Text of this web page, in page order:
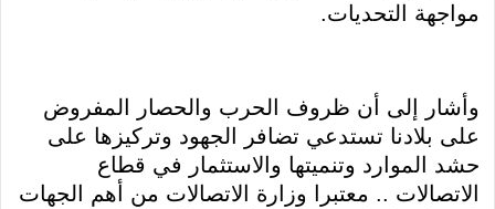
مواجهة التحديات.
وأشار إلى أن ظروف الحرب والحصار المفروض
على بلادنا تستدعي تضافر الجهود وتركيزها على
حشد الموارد وتنميتها والاستثمار في قطاع
الاتصالات .. معتبرا وزارة الاتصالات من أهم الجهات